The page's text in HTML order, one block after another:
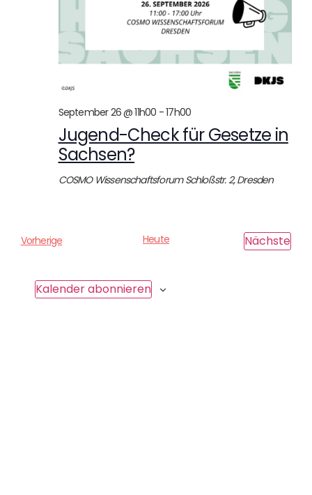
Jugend-Check für Gesetze in
Sachsen?
September 26 @ 11h00 -17h00
COSMO WissenschaftsforumSchloßstr. 2, Dresden
VorherigeV
a
n
Heute Nächste
Kalender abonnieren